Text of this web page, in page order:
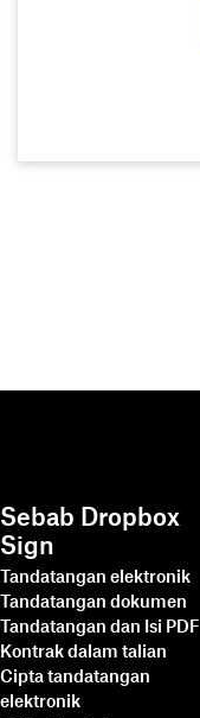
Sebab Dropbox
Sign
Tandatangan elektronik
Tandatangan dokumen
Tandatangan dan Isi PDF
Kontrak dalam talian
Cipta tandatangan
elektronik